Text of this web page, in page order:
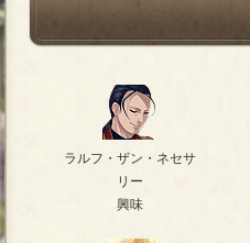
ラルフ・ザン・ネセサ
リー
興味